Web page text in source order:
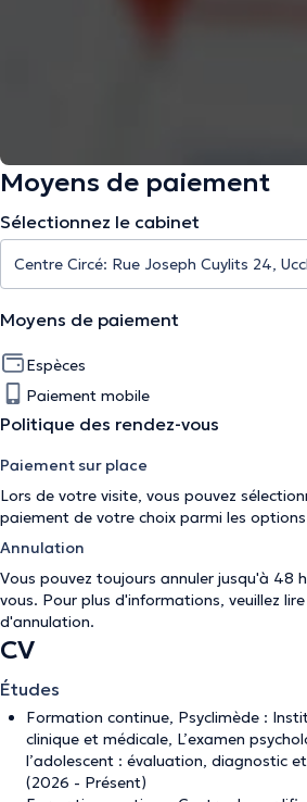
Moyens de paiement
Sélectionnez le cabinet
Moyens de paiement
Espèces
Paiement mobile
Politique des rendez-vous
Paiement sur place
Lors de votre visite, vous pouvez
paiement de votre choix parmi les
Annulation
Vous pouvez toujours annuler jusqu'à 48
vous. Pour plus d'informations, veuillez
d'annulation.
CV
Études
Formation continue, Psyclimède :
clinique et médicale, L’examen
l’adolescent : évaluation, diagnostic
(2026 - Présent)